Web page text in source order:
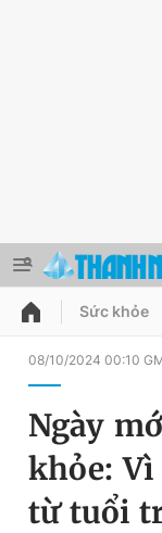
QUẢNG CÁO
Chuyên mục
Chuyên mục khác
Đổi mật khẩu
Tin đã lưu
Sức khỏe
08/10/2024 00:10
Ngày
khỏe: Vì
từ tuổi